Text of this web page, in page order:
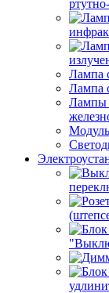
Лампа
Лампа
Лампы